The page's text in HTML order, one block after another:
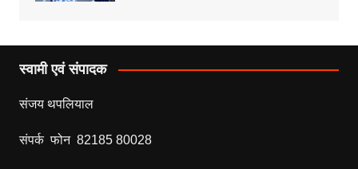
स्वामी एवं संपादक
संजय थपलियाल
संपर्क फोन 82185 80028